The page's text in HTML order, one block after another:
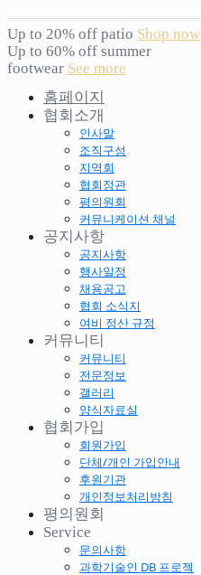
Up to 20% off patio Shop now
Up to 60% off summer
footwear See more
홈페이지
협회소개
인사말
조직구성
지역회
협회정관
평의원회
커뮤니케이션 채널
공지사항
공지사항
행사일정
채용공고
협회 소식지
여비 정산 규정
커뮤니티
커뮤니티
전문정보
갤러리
양식자료실
협회가입
회원가입
단체/개인 가입안내
후원기관
개인정보처리방침
평의원회
Service
문의사항
과학기술인 DB 프로젝